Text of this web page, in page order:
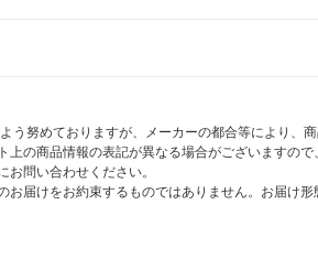
う努めておりますが、メーカーの都合等により、
の商品情報の表記が異なる場合がございますの
問い合わせください。
届けをお約束するものではありません。お届け